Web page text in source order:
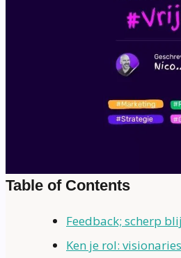
Table of Contents
Feedback; scherp
Ken je rol: